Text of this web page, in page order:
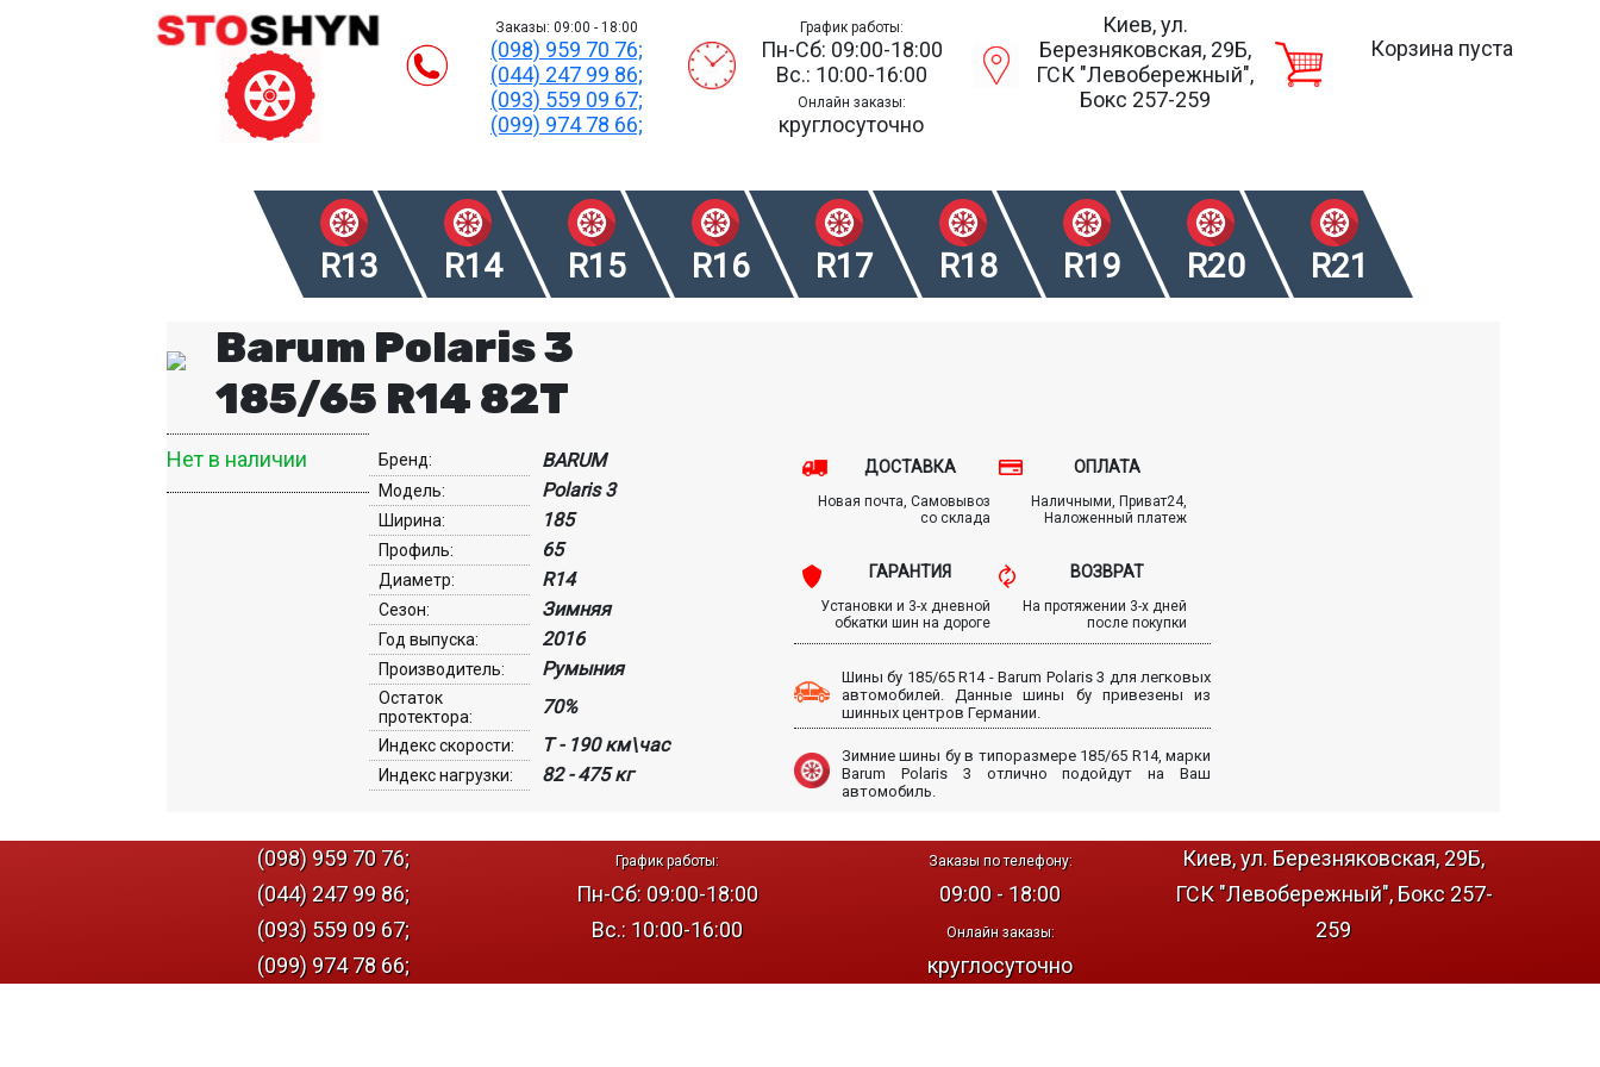
Заказы: 09:00 - 18:00
(098) 959 70 76;
(044) 247 99 86;
(093) 559 09 67;
(099) 974 78 66;
График работы:
Пн-Сб: 09:00-18:00
Вс.: 10:00-16:00
Онлайн заказы:
круглосуточно
Киев, ул.
Березняковская, 29Б,
ГСК "Левобережный",
Бокс 257-259
Корзина пуста
R13 R14 R15 R16 R17 R18 R19 R20 R21
Barum Polaris 3
185/65 R14 82T
Нет в наличии Бренд: BARUM
Модель: Polaris 3
Ширина: 185
Профиль: 65
Диаметр: R14
Сезон: Зимняя
Год выпуска: 2016
Производитель: Румыния
Остаток
протектора:
70%
Индекс скорости: T - 190 км\час
Индекс нагрузки: 82 - 475 кг
ДОСТАВКА
Новая почта, Самовывоз
со склада
ОПЛАТА
Наличными, Приват24,
Наложенный платеж
ГАРАНТИЯ
Установки и 3-х дневной
обкатки шин на дороге
ВОЗВРАТ
На протяжении 3-х дней
после покупки
Шины бу 185/65 R14 - Barum Polaris 3 для легковых
автомобилей. Данные шины бу привезены из
шинных центров Германии.
Зимние шины бу в типоразмере 185/65 R14, марки
Barum Polaris 3 отлично подойдут на Ваш
автомобиль.
(098) 959 70 76;
(044) 247 99 86;
(093) 559 09 67;
(099) 974 78 66;
График работы:
Пн-Сб: 09:00-18:00
Вс.: 10:00-16:00
Заказы по телефону:
09:00 - 18:00
Онлайн заказы:
круглосуточно
Киев, ул. Березняковская, 29Б,
ГСК "Левобережный", Бокс 257-
259